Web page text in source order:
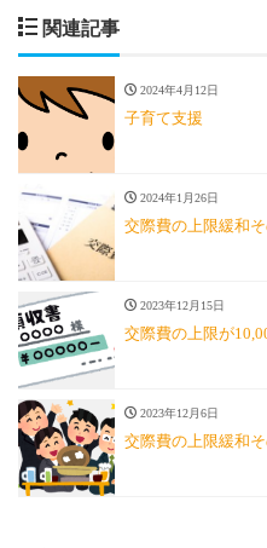
関連記事
2024年4月12日
子育て支援
2024年1月26日
交際費の上限緩和そ
2023年12月15日
交際費の上限が
2023年12月6日
交際費の上限緩和そ